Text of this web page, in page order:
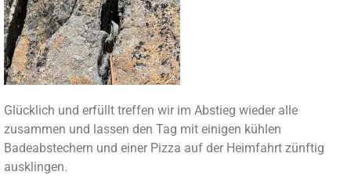
Glücklich und erfüllt treffen wir im Abstieg wieder alle
zusammen und lassen den Tag mit einigen kühlen
Badeabstechern und einer Pizza auf der Heimfahrt zünftig
ausklingen.